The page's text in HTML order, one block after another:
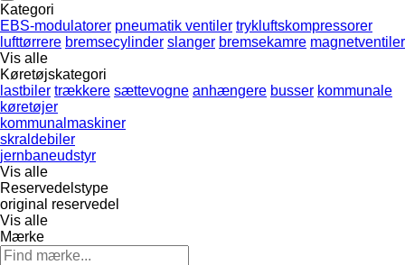
Kategori
EBS-modulatorer pneumatik ventiler trykluftskompressorer
lufttørrere bremsecylinder slanger bremsekamre magnetventiler
Vis alle
Køretøjskategori
lastbiler trækkere sættevogne anhængere busser kommunale
køretøjer
kommunalmaskiner
skraldebiler
jernbaneudstyr
Vis alle
Reservedelstype
original reservedel
Vis alle
Mærke